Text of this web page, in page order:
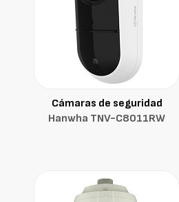
Cámaras de seguridad
Hanwha TNV-C8011RW